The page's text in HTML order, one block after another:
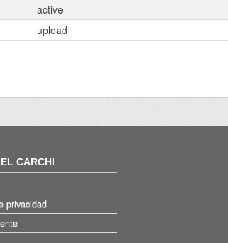
active
upload
CARCHI
privacidad